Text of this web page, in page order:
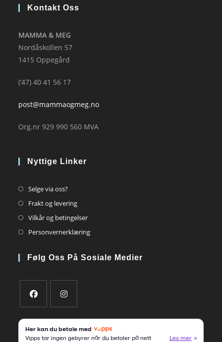
Kontakt Oss
MAMMA & MEG
Nordåskollen 57
1415 Oppegård
(’47) 40 41 56 17
post@mammaogmeg.no
Org.nr 929 990 560 MVA
Nyttige Linker
Selge via oss?Opens
in
tab
Frakt og leveringOpens
in
Vilkår og betingelserOpens
in
new
PersonvernerklæringOpens
a
Følg Oss På Sosiale Medier
in
in
a